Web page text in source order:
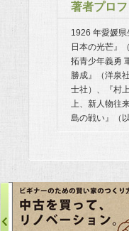
著者プロ
1926 年愛媛
日本の光芒』
拓青少年義勇
勝成』（洋泉
士社）、『村
上、新人物往
島の戦い』（